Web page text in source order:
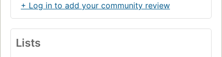
+ Log in to add your community review
Lists